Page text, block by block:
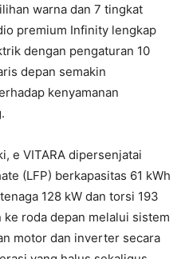
warna dan 7 tingkat
premium Infinity lengkap
dengan pengaturan 10
depan semakin
kenyamanan
e VITARA dipersenjatai
(LFP) berkapasitas 61 kWh
128 kW dan torsi 193
roda depan melalui sistem
motor dan inverter secara